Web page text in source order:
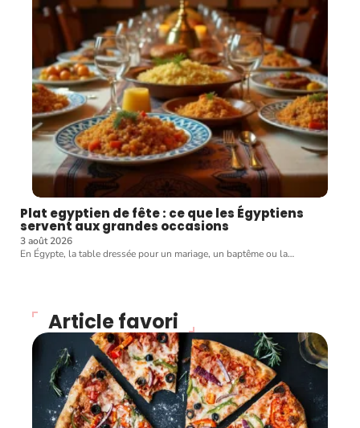
Plat egyptien de fête : ce que les Égyptiens
servent aux grandes occasions
3 août 2026
En Égypte, la table dressée pour un mariage, un baptême ou la…
Article favori